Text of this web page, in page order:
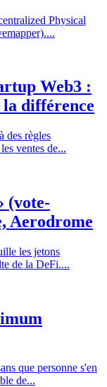
Physical
Web3 :
différence
des règles
ventes de...
(vote-
Aerodrome
les jetons
de la DeFi....
que personne s'en
de...